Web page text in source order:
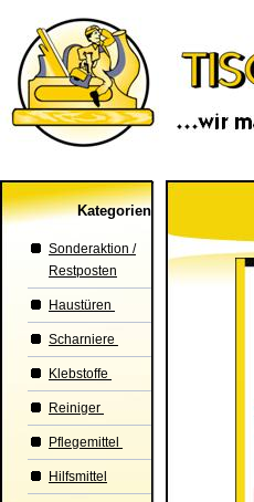
Kategorien
Sonderaktion /
Restposten
Haustüren
Scharniere
Klebstoffe
Reiniger
Pflegemittel
Hilfsmittel